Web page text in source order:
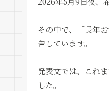
その中で、「長年
告しています。
発表文では、これ
した。